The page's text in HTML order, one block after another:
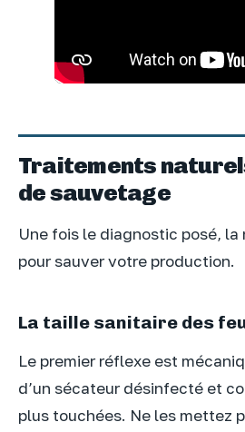
Traitements
de sauvetage
Une fois le diagnostic posé,
pour sauver votre production.
La taille sanitaire des
Le premier réflexe est
d’un sécateur désinfecté et
plus touchées. Ne les mettez